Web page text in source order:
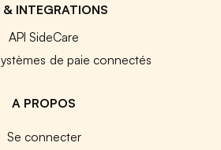
& INTEGRATIONS
API SideCare
de paie connectés
A PROPOS
Se connecter